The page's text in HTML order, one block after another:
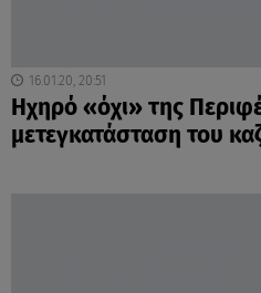
16.01.20, 20:51
Ηχηρό «όχι» της
μετεγκατάσταση του